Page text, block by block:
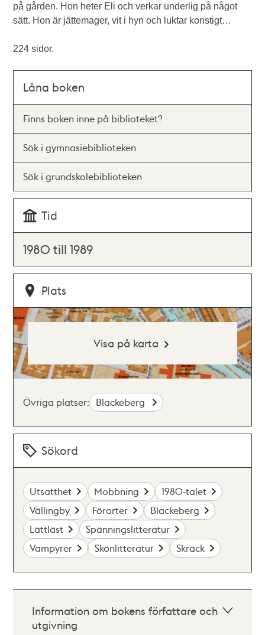
på gården. Hon heter Eli och verkar underlig på något
sätt. Hon är jättemager, vit i hyn och luktar konstigt…
224 sidor.
Låna boken
Finns boken inne på biblioteket?
Sök i gymnasiebiblioteken
Sök i grundskolebiblioteken
Tid
1980 till 1989
Plats
Visa på karta
Övriga platser: Blackeberg
Sökord
Utsatthet Mobbning
1980-talet
Vällingby
Förorter
Blackeberg
Lättläst
Spänningslitteratur
Vampyrer
Skönlitteratur Skräck
Information om bokens författare och
utgivning